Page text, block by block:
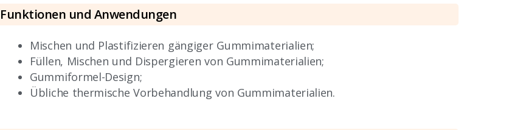
Funktionen und Anwendungen
Mischen und Plastifizieren gängiger Gummimaterialien;
Füllen, Mischen und Dispergieren von Gummimaterialien;
Gummiformel-Design;
Übliche thermische Vorbehandlung von Gummimaterialien.